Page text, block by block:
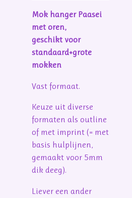
Mok hanger Paasei
met oren,
geschikt voor
standaard+grote
mokken
Vast formaat.
Keuze uit diverse
formaten als outline
of met imprint (= met
basis hulplijnen,
gemaakt voor 5mm
dik deeg).
Liever een ander